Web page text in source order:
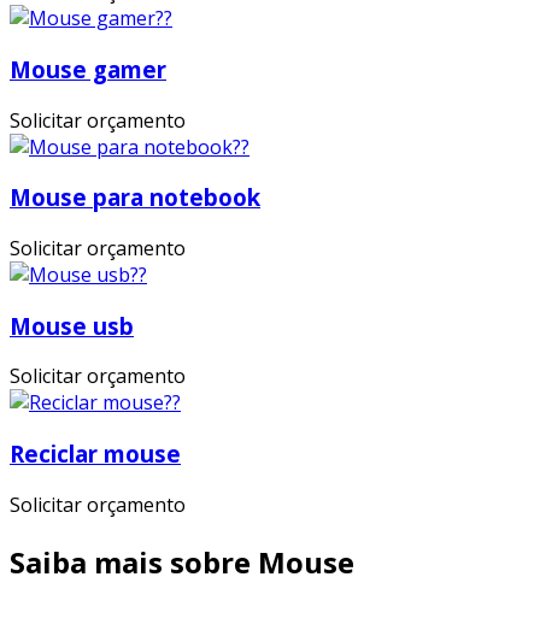
Mouse gamer
Solicitar orçamento
Mouse para notebook
Solicitar orçamento
Mouse usb
Solicitar orçamento
Reciclar mouse
Solicitar orçamento
Saiba mais sobre Mouse